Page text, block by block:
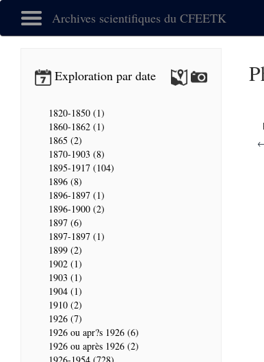
Archives scientifiques du CFEETK
Exploration par date
1820-1850 (1)
1860-1862 (1)
1865 (2)
1870-1903 (8)
1895-1917 (104)
1896 (8)
1896-1897 (1)
1896-1900 (2)
1897 (6)
1897-1897 (1)
1899 (2)
1902 (1)
1903 (1)
1904 (1)
1910 (2)
1926 (7)
1926 ou apr?s 1926 (6)
1926 ou après 1926 (2)